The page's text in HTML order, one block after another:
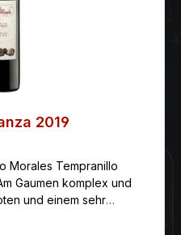
2019
Morales Tempranillo
Gaumen komplex und
und einem sehr